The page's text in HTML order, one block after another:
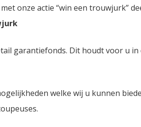
onze actie “win een trouwjurk”
garantiefonds. Dit houdt voor u
welke wij u kunnen